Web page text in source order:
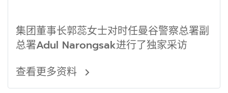
集团董事长郭蕊女士对时任曼谷警察总署副
总署Adul Narongsak进行了独家采访
查看更多资料